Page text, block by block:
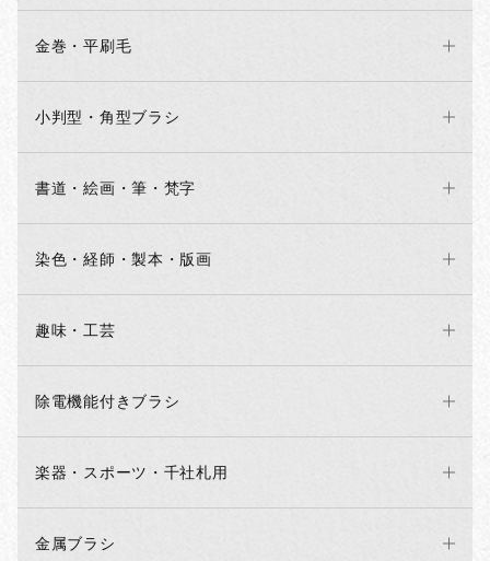
金巻・平刷毛
小判型・角型ブラシ
書道・絵画・筆・梵字
染色・経師・製本・版画
趣味・工芸
除電機能付きブラシ
楽器・スポーツ・千社札用
金属ブラシ